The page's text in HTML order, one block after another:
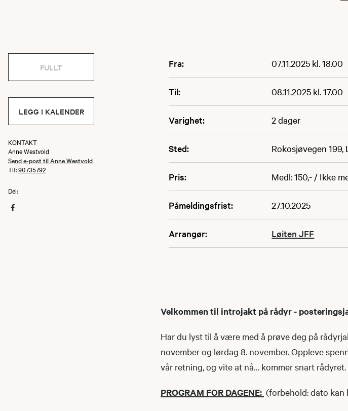
Fra: 07.11.2025 kl. 18.00
Til: 08.11.2025 kl. 17.00
Varighet: 2 dager
Sted: Rokosjøvegen 199,
Pris: Medl: 150,- / Ikke
Påmeldingsfrist: 27.10.2025
Arrangør: Løiten JFF
FULLT
LEGG I KALENDER
KONTAKT
Anne Westvold
Send e-post til Anne Westvold
Tlf:90735792
Del:
Velkommen til introjakt på rådyr -
Har du lyst til å være med å prøve deg på
november og lørdag 8. november. Oppleve
vår retning, og vite at nå… kommer snart rådyret.
PROGRAM FOR DAGENE: (forbehold: dato kan